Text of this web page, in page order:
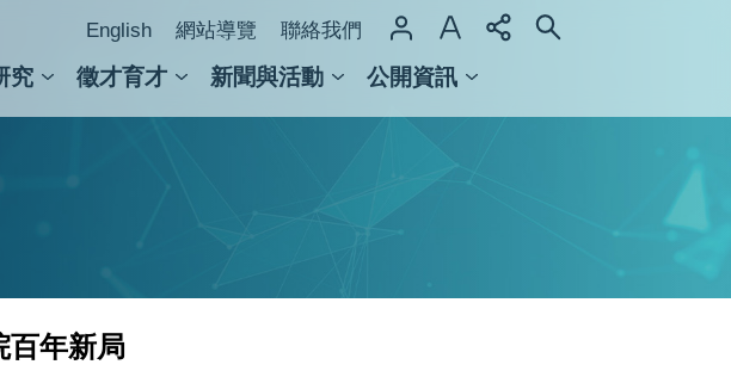
English 網站導覽 聯絡我們
究 徵才育才 新聞與活動 公開資訊
百年新局